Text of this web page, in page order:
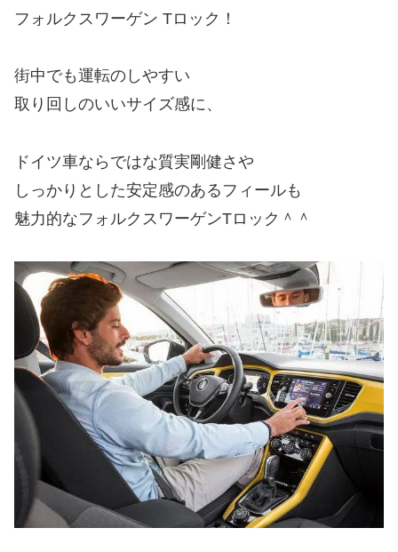
フォルクスワーゲン Tロック！
街中でも運転のしやすい
取り回しのいいサイズ感に、
ドイツ車ならではな質実剛健さや
しっかりとした安定感のあるフィールも
魅力的なフォルクスワーゲンTロック＾＾